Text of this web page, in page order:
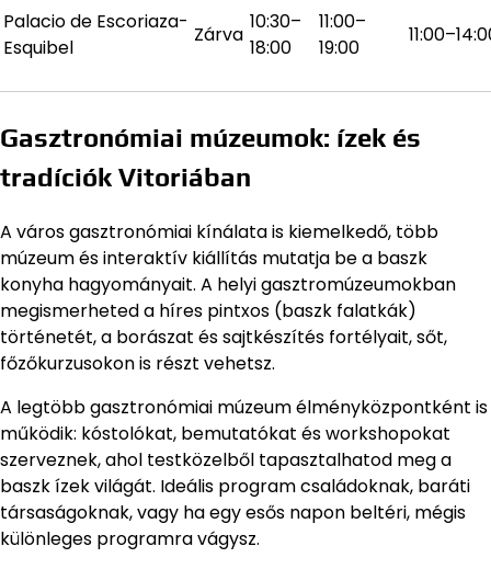
Palacio de Escoriaza-
Esquibel
Zárva
10:30–
18:00
11:00–
19:00
Gasztronómiai múzeumok: ízek és
tradíciók Vitoriában
A város gasztronómiai kínálata is kiemelkedő, több
múzeum és interaktív kiállítás mutatja be a baszk
konyha hagyományait. A helyi gasztromúzeumokban
megismerheted a híres pintxos (baszk falatkák)
történetét, a borászat és sajtkészítés fortélyait, sőt,
főzőkurzusokon is részt vehetsz.
A legtöbb gasztronómiai múzeum élményközpontként is
működik: kóstolókat, bemutatókat és workshopokat
szerveznek, ahol testközelből tapasztalhatod meg a
baszk ízek világát. Ideális program családoknak, baráti
társaságoknak, vagy ha egy esős napon beltéri, mégis
különleges programra vágysz.